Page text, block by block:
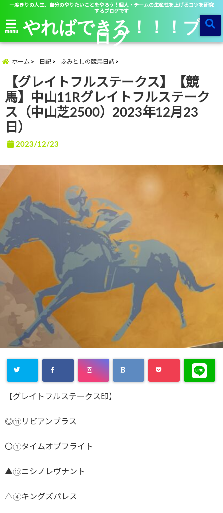
一度きりの人生、自分のやりたいことをやろう！個人・チームの生産性を上げるコツを研究
するブログです
menu やればできる！！！ブ
ログ
ホーム 日記 ふみとしの競馬日誌
【グレイトフルステークス】【競
馬】中山11Rグレイトフルステーク
ス（中山芝2500）2023年12月23
日）
2023/12/23
【グレイトフルステークス印】
◎⑪リビアンブラス
〇①タイムオブフライト
▲⑩ニシノレヴナント
△④キングズパレス